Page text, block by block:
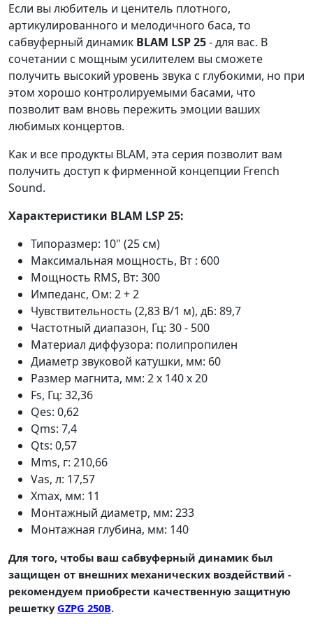
Если вы любитель и ценитель плотного,
артикулированного и мелодичного баса, то
сабвуферный динамик BLAM LSP 25- для вас. В
сочетании с мощным усилителем вы сможете
получить высокий уровень звука с глубокими, но при
этом хорошо контролируемыми басами, что
позволит вам вновь пережить эмоции ваших
любимых концертов.
Как и все продукты BLAM, эта серия позволит вам
получить доступ к фирменной концепции French
Sound.
Характеристики BLAM LSP 25:
Типоразмер: 10" (25 см)
Максимальная мощность, Вт : 600
Мощность RMS, Вт: 300
Импеданс, Ом: 2 + 2
Чувствительность (2,83 В/1 м), дБ: 89,7
Частотный диапазон, Гц: 30 - 500
Материал диффузора: полипропилен
Диаметр звуковой катушки, мм: 60
Размер магнита, мм: 2 x 140 x 20
Fs, Гц: 32,36
Qes: 0,62
Qms: 7,4
Qts: 0,57
Mms, г: 210,66
Vas, л: 17,57
Xmax, мм: 11
Монтажный диаметр, мм: 233
Монтажная глубина, мм: 140
Для того, чтобы ваш сабвуферный динамик был
защищен от внешних механических воздействий -
рекомендуем приобрести качественную защитную
решеткуGZPG 250B.